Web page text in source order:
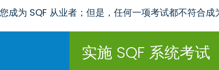
成为 SQF 从业者；但是，任何一项考试都不符合成
实施 SQF 系统考试